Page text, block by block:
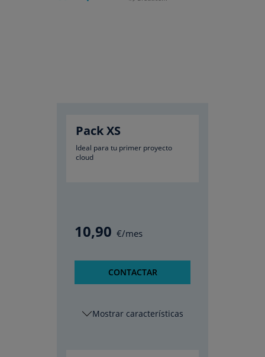
Pack XS
Ideal para tu primer proyecto
cloud
10,90 €/mes
CONTACTAR
características